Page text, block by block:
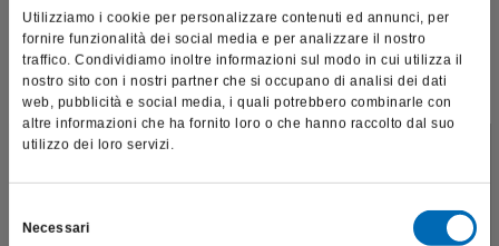
Utilizziamo i cookie per personalizzare contenuti ed annunci, per
fornire funzionalità dei social media e per analizzare il nostro
traffico. Condividiamo inoltre informazioni sul modo in cui utilizza il
nostro sito con i nostri partner che si occupano di analisi dei dati
web, pubblicità e social media, i quali potrebbero combinarle con
altre informazioni che ha fornito loro o che hanno raccolto dal suo
utilizzo dei loro servizi.
delNecessari
professionali e riporta dati, prodotti e beni sensibili per la
salute e la sicurezza del paziente; pertanto, per visitare il sito,